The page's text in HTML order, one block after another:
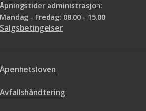
Åpningstider administrasjon:
Mandag - Fredag: 08.00 - 15.00
Salgsbetingelser
Åpenhetsloven
Avfallshåndtering